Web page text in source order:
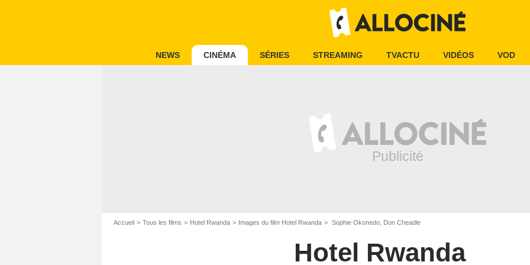
NEWS CINÉMA SÉRIES STREAMING TVACTU VIDÉOS VOD
Accueil Tous les films Hotel Rwanda Images du film Hotel Rwanda Sophie Okonedo, Don Cheadle
Hotel Rwanda